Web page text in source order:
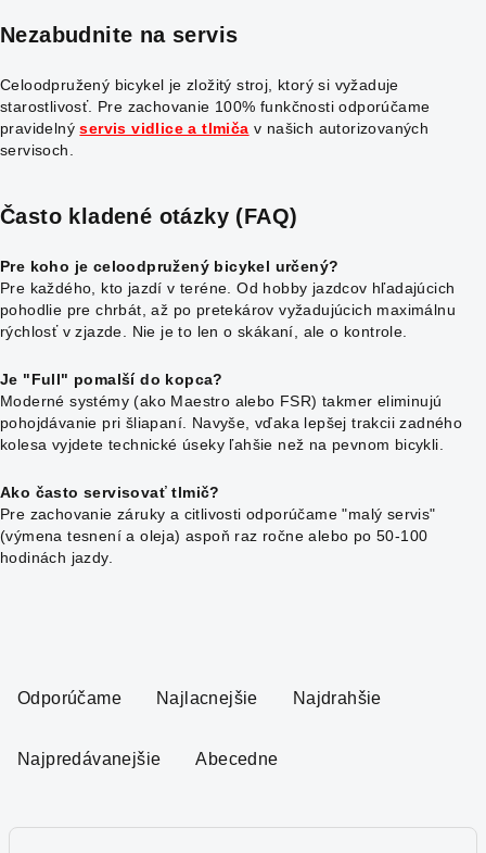
Nezabudnite na servis
Celoodpružený bicykel je zložitý stroj, ktorý si vyžaduje
starostlivosť. Pre zachovanie 100% funkčnosti odporúčame
pravidelnýservis vidlice a tlmiča v našich autorizovaných
servisoch.
Často kladené otázky (FAQ)
Pre koho je celoodpružený bicykel určený?
Pre každého, kto jazdí v teréne. Od hobby jazdcov hľadajúcich
pohodlie pre chrbát, až po pretekárov vyžadujúcich maximálnu
rýchlosť v zjazde. Nie je to len o skákaní, ale o kontrole.
Je "Full" pomalší do kopca?
Moderné systémy (ako Maestro alebo FSR) takmer eliminujú
pohojdávanie pri šliapaní. Navyše, vďaka lepšej trakcii zadného
kolesa vyjdete technické úseky ľahšie než na pevnom bicykli.
Ako často servisovať tlmič?
Pre zachovanie záruky a citlivosti odporúčame "malý servis"
(výmena tesnení a oleja) aspoň raz ročne alebo po 50-100
hodinách jazdy.
Odporúčame Najlacnejšie Najdrahšie
Najpredávanejšie Abecedne